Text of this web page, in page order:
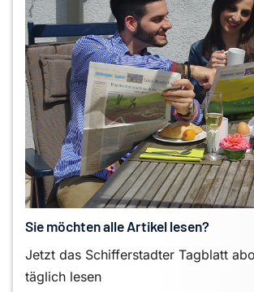
Sie möchten alle Artikel lesen?
Jetzt das Schifferstadter Tagblatt
täglich lesen